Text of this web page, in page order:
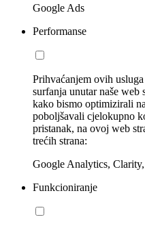
Google Ads
Performanse
Prihvaćanjem ovih
surfanja unutar naše
kako bismo optimizirali
poboljšavali cjelokupno
pristanak, na ovoj web
trećih strana:
Google Analytics,
Funkcioniranje